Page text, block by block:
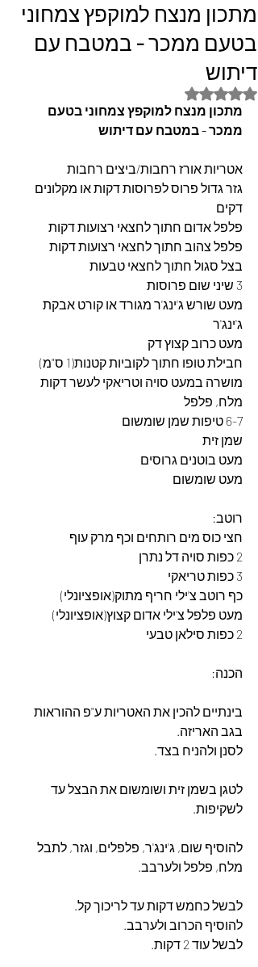
מתכון מנצח למוקפץ צמחוני
בטעם ממכר - במטבח עם
דיתוש
דירוג של NaN מתוך 5 כוכבים
מתכון מנצח למוקפץ צמחוני בטעם
ממכר - במטבח עם דיתוש
אטריות אורז רחבות/ביצים רחבות
גזר גדול פרוס לפרוסות דקות או מקלונים
דקים
פלפל אדום חתוך לחצאי רצועות דקות
פלפל צהוב חתוך לחצאי רצועות דקות
בצל סגול חתוך לחצאי טבעות
3 שיני שום פרוסות
מעט שורש ג'ינג'ר מגורד או קורט אבקת
ג'ינג'ר
מעט כרוב קצוץ דק
חבילת טופו חתוך לקוביות קטנות(1 ס"מ)
מושרה במעט סויה וטריאקי לעשר דקות
מלח, פלפל
6-7 טיפות שמן שומשום
שמן זית
מעט בוטנים גרוסים
מעט שומשום
רוטב:
חצי כוס מים רותחים וכף מרק עוף
2 כפות סויה דל נתרן
3 כפות טריאקי
כף רוטב צ'ילי חריף מתוק(אופציונלי)
מעט פלפל צ'ילי אדום קצוץ(אופציונלי)
2 כפות סילאן טבעי
הכנה:
בינתיים להכין את האטריות ע"פ ההוראות
בגב האריזה.
לסנן ולהניח בצד.
לטגן בשמן זית ושומשום את הבצל עד
לשקיפות.
להוסיף שום, ג'ינג'ר, פלפלים, וגזר, לתבל
מלח, פלפל ולערבב.
לבשל כחמש דקות עד לריכוך קל.
להוסיף הכרוב ולערבב.
לבשל עוד 2 דקות.